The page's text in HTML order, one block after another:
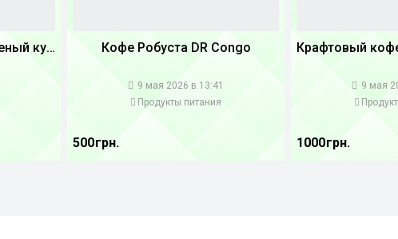
Крафтовый кофе обжареный купаж арабики 5... Кофе Робуста DR Congo
9 мая 2026 в 13:41
Продукты питания
500 грн.
9 мая
1000 грн.